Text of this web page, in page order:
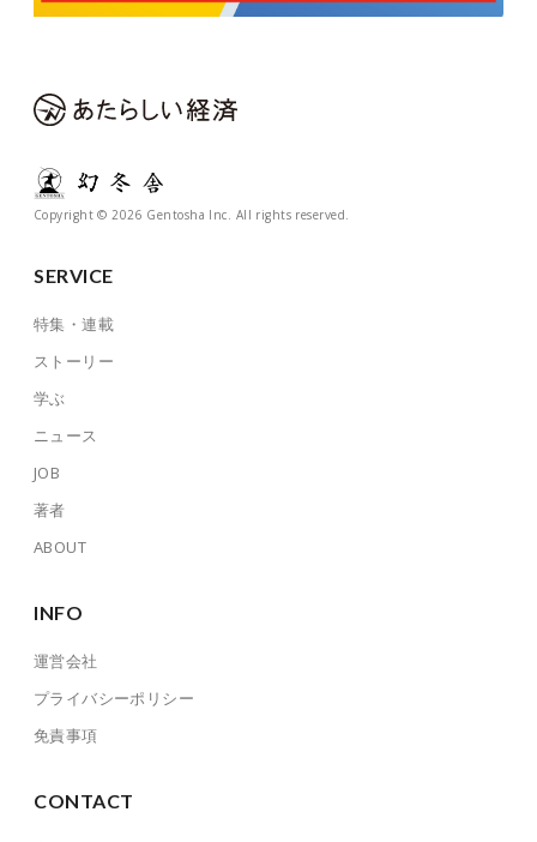
Copyright © 2026 Gentosha Inc. All rights reserved.
SERVICE
特集・連載
ストーリー
学ぶ
ニュース
JOB
著者
ABOUT
INFO
運営会社
プライバシーポリシー
免責事項
CONTACT